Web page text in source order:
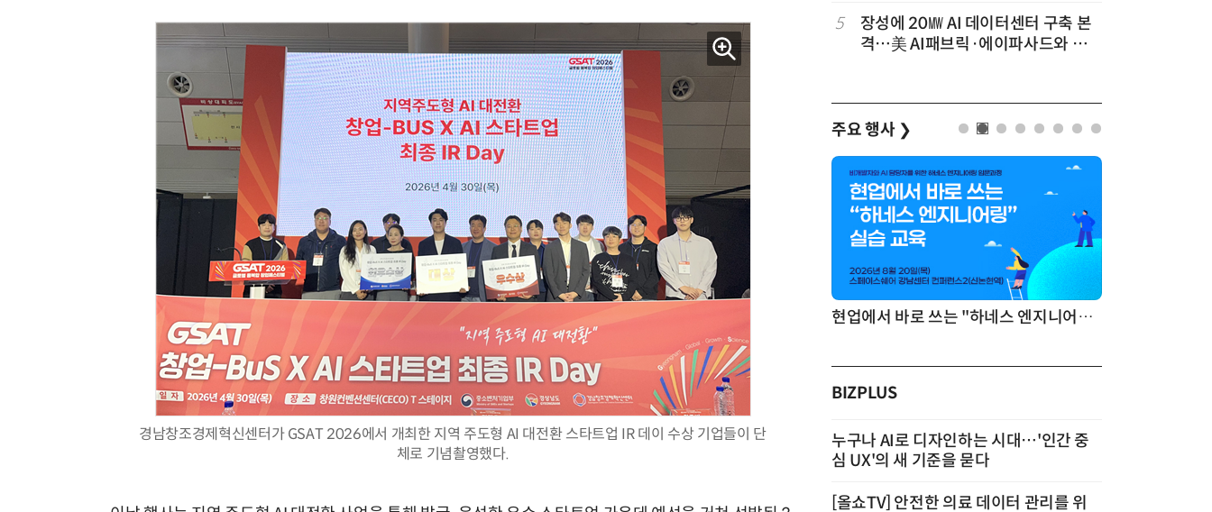
경남창조경제혁신센터가 GSAT 2026에서 개최한 지역 주도형 AI 대전환 스타트업 IR 데이 수상 기업들이 단
체로 기념촬영했다.
10 태풍 소멸 뒤 더 뜨거워진다…'재난
급 폭염' 장기화
5
장성에 20㎿ AI 데이터센터 구축 본
격…美 AI패브릭·에이파사드와 업
주요 행사 ❯
현업에서 바로 쓰는 "하네스 엔지니어링" 실습 교육
BIZPLUS
누구나 AI로 디자인하는 시대…'인간 중
심 UX'의 새 기준을 묻다
[올쇼TV] 안전한 의료 데이터 관리를 위